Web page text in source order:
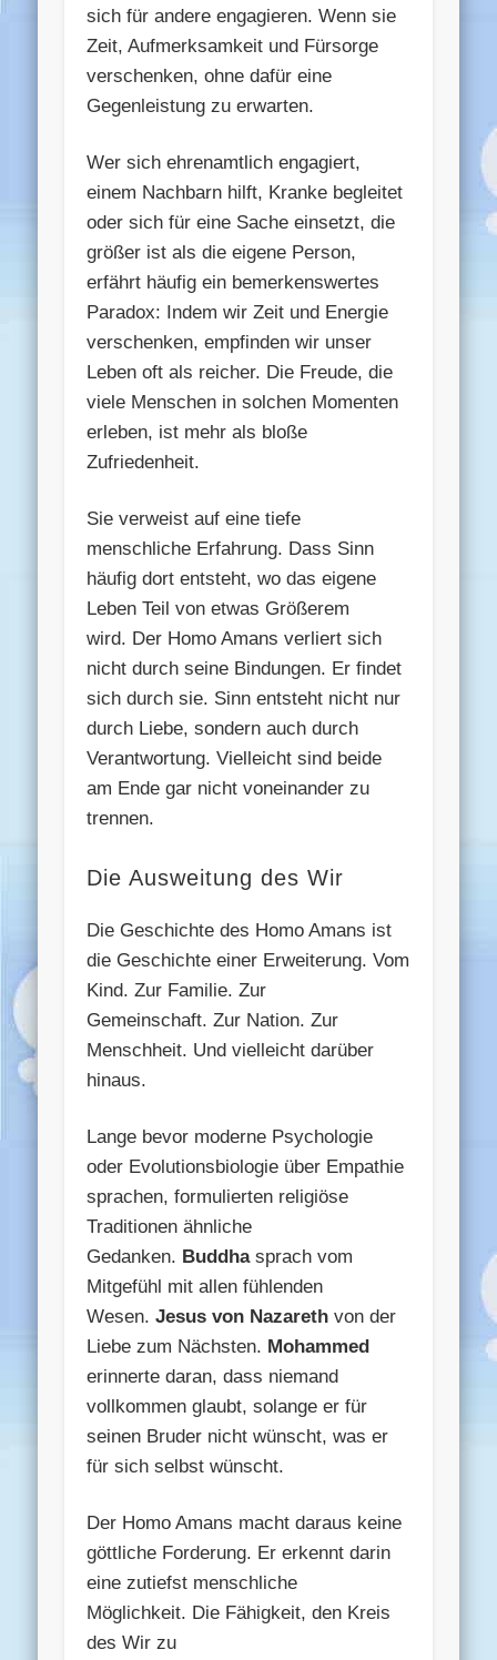
sich für andere engagieren. Wenn sie
Zeit, Aufmerksamkeit und Fürsorge
verschenken, ohne dafür eine
Gegenleistung zu erwarten.
Wer sich ehrenamtlich engagiert,
einem Nachbarn hilft, Kranke begleitet
oder sich für eine Sache einsetzt, die
größer ist als die eigene Person,
erfährt häufig ein bemerkenswertes
Paradox: Indem wir Zeit und Energie
verschenken, empfinden wir unser
Leben oft als reicher. Die Freude, die
viele Menschen in solchen Momenten
erleben, ist mehr als bloße
Zufriedenheit.
Sie verweist auf eine tiefe
menschliche Erfahrung. Dass Sinn
häufig dort entsteht, wo das eigene
Leben Teil von etwas Größerem
wird. Der Homo Amans verliert sich
nicht durch seine Bindungen. Er findet
sich durch sie. Sinn entsteht nicht nur
durch Liebe, sondern auch durch
Verantwortung. Vielleicht sind beide
am Ende gar nicht voneinander zu
trennen.
Die Ausweitung des Wir
Die Geschichte des Homo Amans ist
die Geschichte einer Erweiterung. Vom
Kind. Zur Familie. Zur
Gemeinschaft. Zur Nation. Zur
Menschheit. Und vielleicht darüber
hinaus.
Lange bevor moderne Psychologie
oder Evolutionsbiologie über Empathie
sprachen, formulierten religiöse
Traditionen ähnliche
Gedanken. Buddhasprach vom
Mitgefühl mit allen fühlenden
Wesen.Jesus von Nazareth von der
Liebe zum Nächsten. Mohammed
erinnerte daran, dass niemand
vollkommen glaubt, solange er für
seinen Bruder nicht wünscht, was er
für sich selbst wünscht.
Der Homo Amans macht daraus keine
göttliche Forderung. Er erkennt darin
eine zutiefst menschliche
Möglichkeit. Die Fähigkeit, den Kreis
des Wir zu